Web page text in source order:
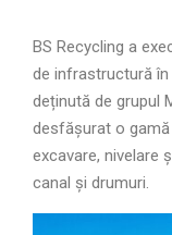
BS Recycling a
de infrastructură în
deținută de grupul
desfășurat o gamă
excavare, nivelare
canal și drumuri.